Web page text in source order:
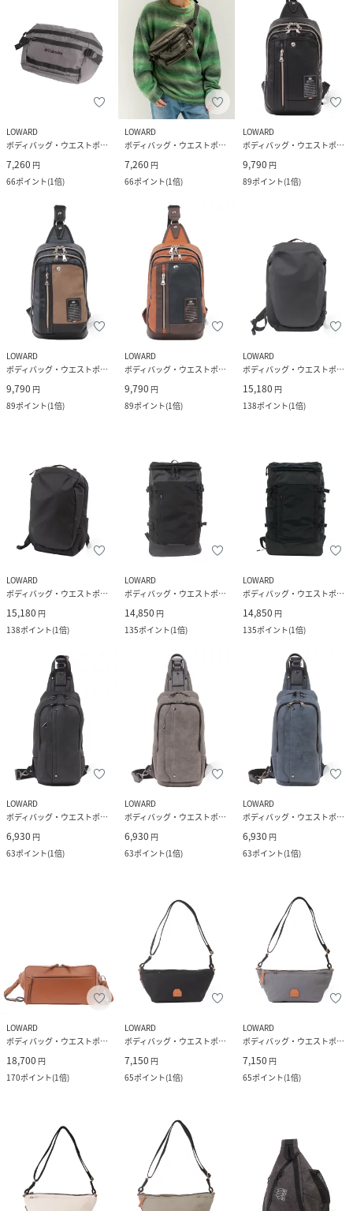
LOWARD
ボディバッグ・ウエストポーチ
7,260 円
66ポイント(1倍)
LOWARD
ボディバッグ・ウエストポーチ
7,260 円
66ポイント(1倍)
LOWARD
ボディバッグ・ウエストポーチ
9,790 円
89ポイント(1倍)
LOWARD
ボディバッグ・ウエストポーチ
9,790 円
89ポイント(1倍)
LOWARD
ボディバッグ・ウエストポーチ
9,790 円
89ポイント(1倍)
LOWARD
ボディバッグ・ウエストポーチ
15,180 円
138ポイント(1倍)
LOWARD
ボディバッグ・ウエストポーチ
15,180 円
138ポイント(1倍)
LOWARD
ボディバッグ・ウエストポーチ
14,850 円
135ポイント(1倍)
LOWARD
ボディバッグ・ウエストポーチ
14,850 円
135ポイント(1倍)
LOWARD
ボディバッグ・ウエストポーチ
6,930 円
63ポイント(1倍)
LOWARD
ボディバッグ・ウエストポーチ
6,930 円
63ポイント(1倍)
LOWARD
ボディバッグ・ウエストポーチ
6,930 円
63ポイント(1倍)
LOWARD
ボディバッグ・ウエストポーチ
18,700 円
170ポイント(1倍)
LOWARD
ボディバッグ・ウエストポーチ
7,150 円
65ポイント(1倍)
LOWARD
ボディバッグ・ウエストポーチ
7,150 円
65ポイント(1倍)